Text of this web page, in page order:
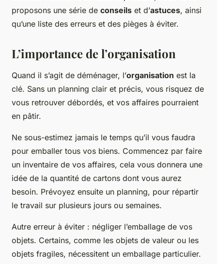
proposons une série de conseils et d’astuces, ainsi
qu’une liste des erreurs et des pièges à éviter.
L’importance de l’organisation
Quand il s’agit de déménager, l’organisation est la
clé. Sans un planning clair et précis, vous risquez de
vous retrouver débordés, et vos affaires pourraient
en pâtir.
Ne sous-estimez jamais le temps qu’il vous faudra
pour emballer tous vos biens. Commencez par faire
un inventaire de vos affaires, cela vous donnera une
idée de la quantité de cartons dont vous aurez
besoin. Prévoyez ensuite un planning, pour répartir
le travail sur plusieurs jours ou semaines.
Autre erreur à éviter : négliger l’emballage de vos
objets. Certains, comme les objets de valeur ou les
objets fragiles, nécessitent un emballage particulier.